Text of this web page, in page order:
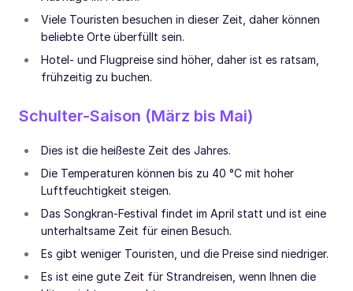
Viele Touristen besuchen in dieser Zeit, daher können
beliebte Orte überfüllt sein.
Hotel- und Flugpreise sind höher, daher ist es ratsam,
frühzeitig zu buchen.
Schulter-Saison (März bis Mai)
Dies ist die heißeste Zeit des Jahres.
Die Temperaturen können bis zu 40 °C mit hoher
Luftfeuchtigkeit steigen.
Das Songkran-Festival findet im April statt und ist eine
unterhaltsame Zeit für einen Besuch.
Es gibt weniger Touristen, und die Preise sind niedriger.
Es ist eine gute Zeit für Strandreisen, wenn Ihnen die